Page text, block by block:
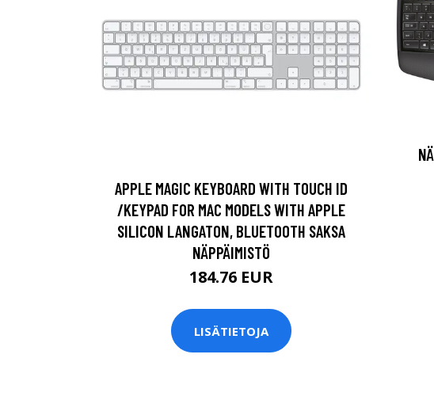
APPLE MAGIC KEYBOARD WITH TOUCH ID
/KEYPAD FOR MAC MODELS WITH APPLE
SILICON LANGATON, BLUETOOTH SAKSA
NÄPPÄIMISTÖ
184.76 EUR
LISÄTIETOJA